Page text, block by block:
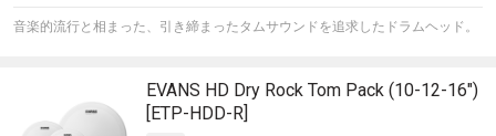
音楽的流行と相まった、引き締まったタムサウンドを追求したドラムヘッド。
EVANS HD Dry Rock Tom Pack (10-12-16")
[ETP-HDD-R]